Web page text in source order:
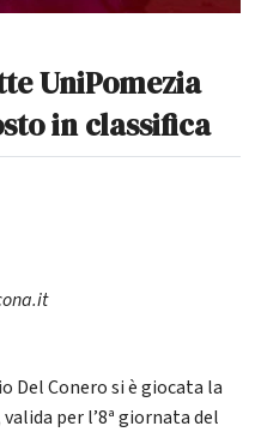
UniPomezia
in classifica
Del Conero si è giocata la
per l’8ª giornata del